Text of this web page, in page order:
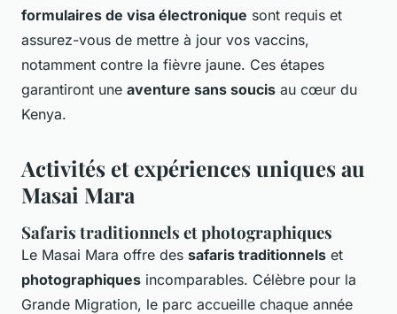
formulaires de visa électronique sont requis et
assurez-vous de mettre à jour vos vaccins,
notamment contre la fièvre jaune. Ces étapes
garantiront une aventure sans soucis au cœur du
Kenya.
Activités et expériences uniques au
Masai Mara
Safaris traditionnels et photographiques
Le Masai Mara offre des safaris traditionnels et
photographiques incomparables. Célèbre pour la
Grande Migration, le parc accueille chaque année